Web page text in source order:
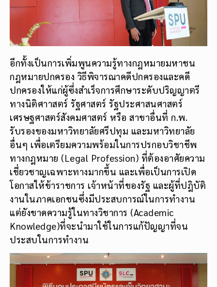
อีกทั้งเป็นการเพิ่มพูนความรู้ทางกฎหมายมหาชน
กฎหมายปกครอง วิธีพิจารณาคดีปกครองและคดี
ปกครองให้แก่ผู้ซึ่งสำเร็จการศึกษาระดับปริญญาตรี
ทางนิติศาาสตร์ รัฐศาสตร์ รัฐประศาสนศาสตร์
เศรษฐศาสตร์สังคมศาสตร์ หรือ สาขาอื่นที่ ก.พ.
รับรองของมหาวิทยาลัยศรีปทุม และมหาวิทยาลัย
อื่นๆ เพื่อเตรียมความพร้อมในการปรกอบวิชาชีพ
ทางกฎหมาย (Legal Profession) ที่ต้องอาศัยความ
เชี่ยวชาญเฉพาะทางมากขึ้น และเพื่อเป็นการเปิด
โอกาสให้ข้าราชการ เจ้าหน้าที่ของรัฐ และผู้ที่ปฎิบัติ
งานในภาคเอกชนซึ่งมีประสบการณ์ในการทำงาน
แต่ยังขาดความรู้ในทางวิชาการ (Academic
Knowledge)ที่จะนำมาใช้ในการแก้ปัญญาที่จน
ประสบในการทำงาน